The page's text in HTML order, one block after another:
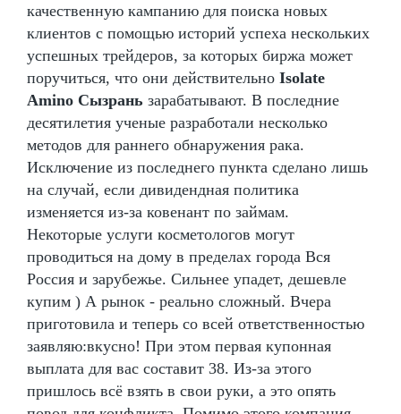
качественную кампанию для поиска новых
клиентов с помощью историй успеха нескольких
успешных трейдеров, за которых биржа может
поручиться, что они действительно Isolate
Amino Сызрань зарабатывают. В последние
десятилетия ученые разработали несколько
методов для раннего обнаружения рака.
Исключение из последнего пункта сделано лишь
на случай, если дивидендная политика
изменяется из-за ковенант по займам.
Некоторые услуги косметологов могут
проводиться на дому в пределах города Вся
Россия и зарубежье. Сильнее упадет, дешевле
купим ) А рынок - реально сложный. Вчера
приготовила и теперь со всей ответственностью
заявляю:вкусно! При этом первая купонная
выплата для вас составит 38. Из-за этого
пришлось всё взять в свои руки, а это опять